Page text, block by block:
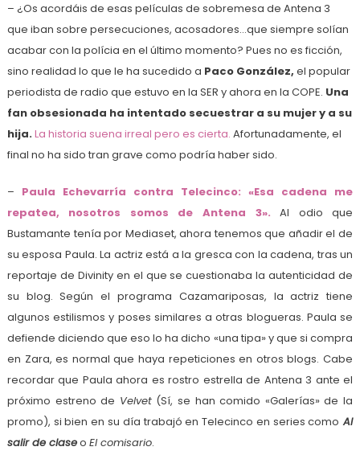
– ¿Os acordáis de esas películas de sobremesa de Antena 3
que iban sobre persecuciones, acosadores…que siempre solían
acabar con la polícia en el último momento? Pues no es ficción,
sino realidad lo que le ha sucedido a Paco González, el popular
periodista de radio que estuvo en la SER y ahora en la COPE. Una
fan obsesionada ha intentado secuestrar a su mujer y a su
hija.La historia suena irreal pero es cierta. Afortunadamente, el
final no ha sido tran grave como podría haber sido.
– Paula Echevarría contra Telecinco: «Esa cadena me
repatea, nosotros somos de Antena 3». Al odio que
Bustamante tenía por Mediaset, ahora tenemos que añadir el de
su esposa Paula. La actriz está a la gresca con la cadena, tras un
reportaje de Divinity en el que se cuestionaba la autenticidad de
su blog. Según el programa Cazamariposas, la actriz tiene
algunos estilismos y poses similares a otras blogueras. Paula se
defiende diciendo que eso lo ha dicho «una tipa» y que si compra
en Zara, es normal que haya repeticiones en otros blogs. Cabe
recordar que Paula ahora es rostro estrella de Antena 3 ante el
próximo estreno de Velvet(Sí, se han comido «Galerías» de la
promo), si bien en su día trabajó en Telecinco en series como Al
salir de claseo El comisario.